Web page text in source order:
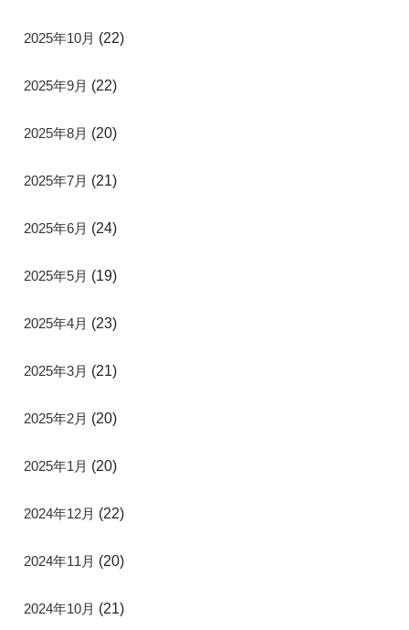
2025年10月 (22)
2025年9月 (22)
2025年8月 (20)
2025年7月 (21)
2025年6月 (24)
2025年5月 (19)
2025年4月 (23)
2025年3月 (21)
2025年2月 (20)
2025年1月 (20)
2024年12月 (22)
2024年11月 (20)
2024年10月 (21)